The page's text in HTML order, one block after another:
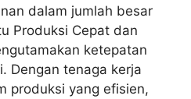
dalam jumlah besar
Produksi Cepat dan
ketepatan
Dengan tenaga kerja
produksi yang efisien,